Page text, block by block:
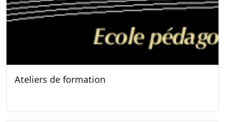
Ateliers de formation